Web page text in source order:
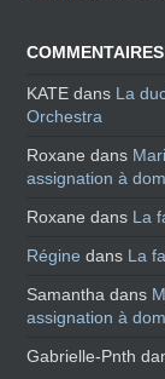
KATE dans La
Orchestra
Roxane dans
assignation à
Roxane dans La
Régine dans La
Samantha dans
assignation à
Gabrielle-Pnth